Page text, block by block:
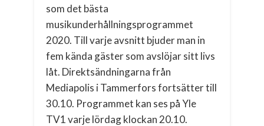
som det bästa
musikunderhållningsprogrammet
2020. Till varje avsnitt bjuder man in
fem kända gäster som avslöjar sitt livs
låt. Direktsändningarna från
Mediapolis i Tammerfors fortsätter till
30.10. Programmet kan ses på Yle
TV1 varje lördag klockan 20.10.